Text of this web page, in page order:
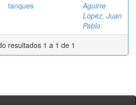
tanques
Aguirre
López, Juan
Pablo
resultados 1 a 1 de 1